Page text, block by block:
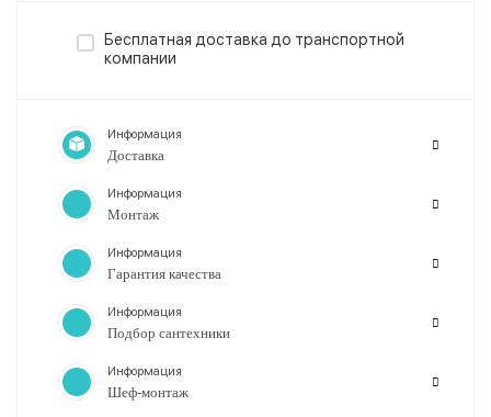
Бесплатная доставка до транспортной
компании
Информация
Доставка
Информация
Монтаж
Информация
Гарантия качества
Информация
Подбор сантехники
Информация
Шеф-монтаж